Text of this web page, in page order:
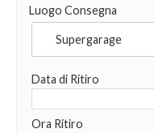
Luogo Consegna
Data di Ritiro
Ora Ritiro